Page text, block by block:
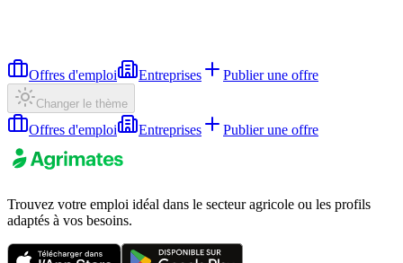
Offres d'emploi Entreprises Publier une offre
Changer le thème
Offres d'emploi Entreprises Publier une offre
Trouvez votre emploi idéal dans le secteur agricole ou les profils
adaptés à vos besoins.